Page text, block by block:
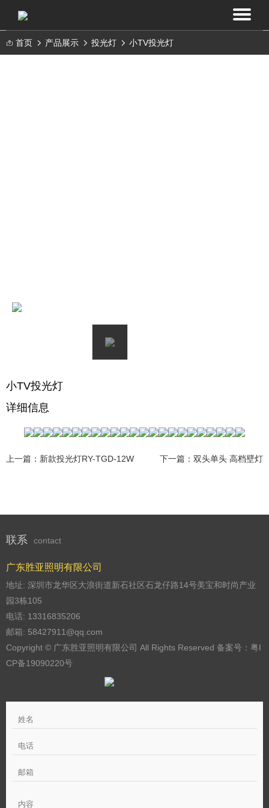
首页 产品展示 投光灯 小TV投光灯
小TV投光灯
详细信息
上一篇：新款投光灯RY-TGD-12W 下一篇：双头单头 高档壁灯
联系 contact
广东胜亚照明有限公司
地址: 深圳市龙华区大浪街道新石社区石龙仔路14号美宝和时尚产业
园3栋105
电话: 13316835206
邮箱: 58427911@qq.com
Copyright © 广东胜亚照明有限公司 All Rights Reserved 备案号： 粤I
CP备19090220号